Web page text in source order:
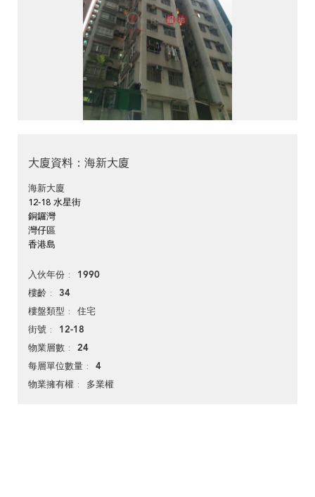
大廈資料：海新大廈
海新大廈
12-18 水星街
銅鑼灣
灣仔區
香港島
入伙年份 1990
樓齡 34
樓盤類型 住宅
街號 12-18
物業層數 24
每層單位數量 4
物業擁有權 多業權